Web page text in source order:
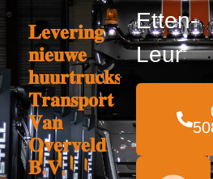
𝐋𝐞𝐯𝐞𝐫𝐢𝐧𝐠
𝐧𝐢𝐞𝐮𝐰𝐞
𝐡𝐮𝐮𝐫𝐭𝐫𝐮𝐜𝐤𝐬
𝐓𝐫𝐚𝐧𝐬𝐩𝐨𝐫𝐭
𝐕𝐚𝐧
𝐎𝐯𝐞𝐫𝐯𝐞𝐥𝐝
𝐁.𝐕.
Etten-
Leur